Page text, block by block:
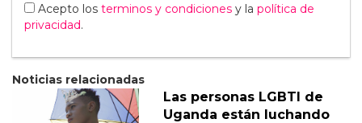
Acepto los terminos y condiciones y la política de
privacidad.
Noticias relacionadas
Las personas LGBTI de
Uganda están luchando